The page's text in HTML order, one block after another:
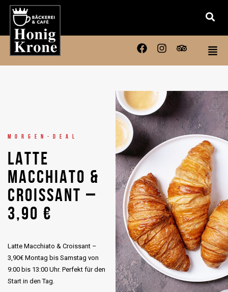
MORGEN-DEAL
LATTE
MACCHIATO &
CROISSANT –
3,90 €
Latte Macchiato & Croissant –
3,90€ Montag bis Samstag von
9:00 bis 13:00 Uhr. Perfekt für den
Start in den Tag.